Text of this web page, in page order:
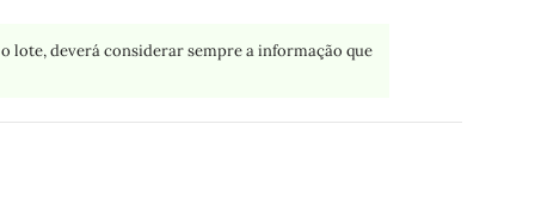
deverá considerar sempre a informação que